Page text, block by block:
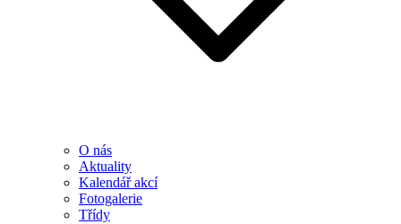
O nás
Aktuality
Kalendář akcí
Fotogalerie
Třídy